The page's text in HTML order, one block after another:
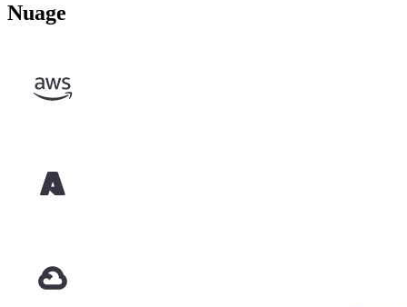
Nuage